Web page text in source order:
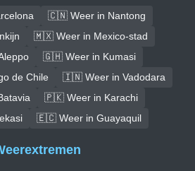
🇨🇳 Weer in Nantong
🇲🇽 Weer in Mexico-stad
🇬🇭 Weer in Kumasi
de Chile
🇮🇳 Weer in Vadodara
🇵🇰 Weer in Karachi
🇪🇨 Weer in Guayaquil